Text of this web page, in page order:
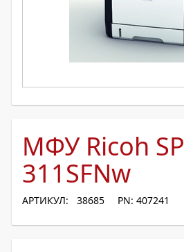
МФУ Ricoh SP
311SFNw
АРТИКУЛ: 38685 PN: 407241